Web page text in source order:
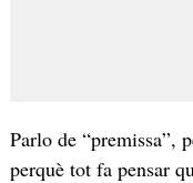
Parlo de “premissa”,
perquè tot fa pensar